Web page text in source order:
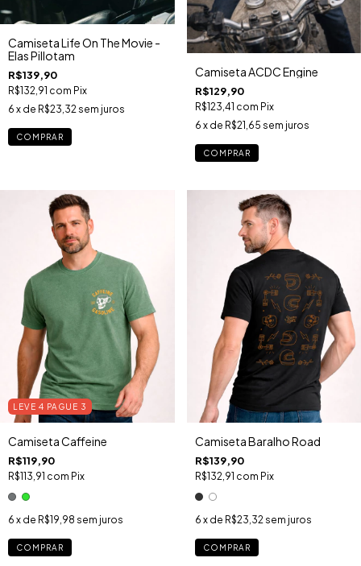
Camiseta Life On The Movie -
Elas Pillotam
R$139,90
R$132,91 com Pix
6 x de R$23,32 sem juros
COMPRAR
Camiseta ACDC Engine
R$129,90
R$123,41 com Pix
6 x de R$21,65 sem juros
COMPRAR
LEVE 4 PAGUE 3
Camiseta Caffeine
R$119,90
R$113,91 com Pix
6 x de R$19,98 sem juros
COMPRAR
Camiseta Baralho Road
R$139,90
R$132,91 com Pix
6 x de R$23,32 sem juros
COMPRAR